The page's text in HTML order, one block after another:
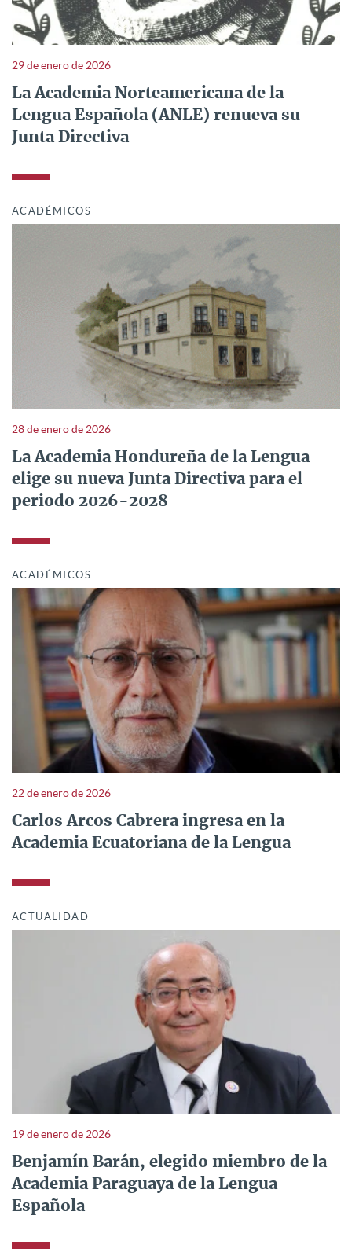
29 de enero de 2026
La Academia Norteamericana de la
Lengua Española (ANLE) renueva su
Junta Directiva
ACADÉMICOS
28 de enero de 2026
La Academia Hondureña de la Lengua
elige su nueva Junta Directiva para el
periodo 2026-2028
ACADÉMICOS
22 de enero de 2026
Carlos Arcos Cabrera ingresa en la
Academia Ecuatoriana de la Lengua
ACTUALIDAD
19 de enero de 2026
Benjamín Barán, elegido miembro de la
Academia Paraguaya de la Lengua
Española